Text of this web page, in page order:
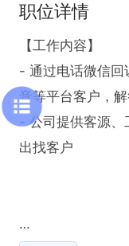
职位详情
【工作内容】
- 通过电话微信回
音等平台客户，
- 公司提供客源、
出找客户